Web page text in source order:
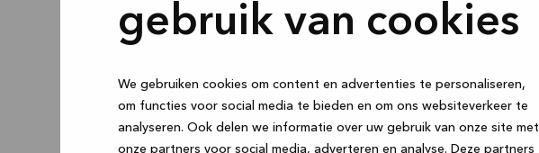
gebruik van cookies
We gebruiken cookies om content en advertenties te personaliseren,
om functies voor social media te bieden en om ons websiteverkeer te
analyseren. Ook delen we informatie over uw gebruik van onze site met
onze partners voor social media, adverteren en analyse. Deze partners